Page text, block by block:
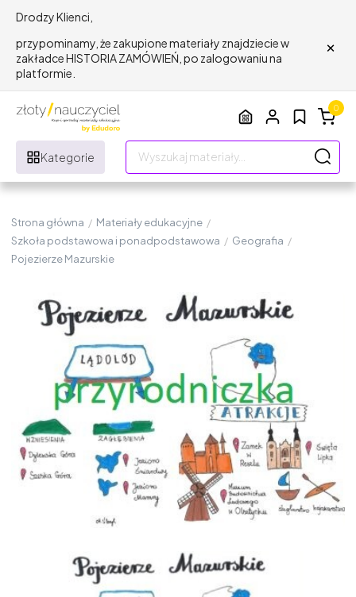
Drodzy Klienci,
przypominamy, że zakupione materiały znajdziecie w
zakładce HISTORIA ZAMÓWIEŃ, po zalogowaniu na
platformie.
×
Kategorie
0
Strona główna / Materiały edukacyjne /
Szkoła podstawowa i ponadpodstawowa / Geografia /
Pojezierze Mazurskie